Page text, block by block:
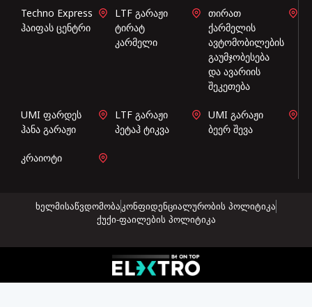
Techno Express
ჰაიფას ცენტრი
LTF გარაჟი
ტირატ
კარმელი
თირათ
ქარმელის
ავტომობილების
გაუმჯობესება
და ავარიის
შეკეთება
UMI ფარდეს
ჰანა გარაჟი
LTF გარაჟი
პეტაჰ ტიკვა
UMI გარაჟი
ბეერ შევა
კრაიოტი
ხელმისაწვდომობაკონფიდენციალურობის პოლიტიკა
ქუქი-ფაილების პოლიტიკა